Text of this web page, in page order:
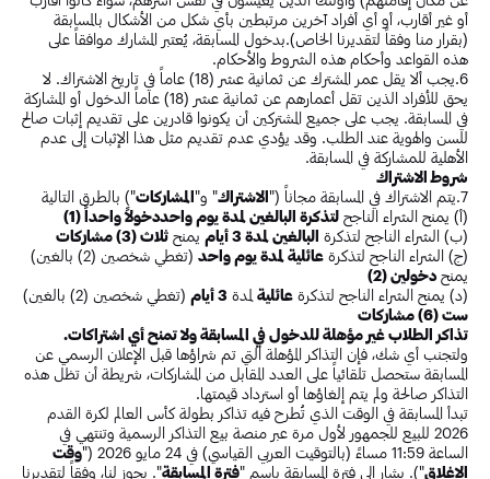
أو غير أقارب، أو أي أفراد آخرين مرتبطين بأي شكل من الأشكال بالمسابقة
(بقرار منا وفقاً لتقديرنا الخاص).بدخول المسابقة، يُعتبر المشارك موافقاً على
هذه القواعد وأحكام هذه الشروط والأحكام.
6.يجب ألا يقل عمر المشترك عن ثمانية عشر (18) عاماً في تاريخ الاشتراك. لا
يحق للأفراد الذين تقل أعمارهم عن ثمانية عشر (18) عاماً الدخول أو المشاركة
في المسابقة. يجب على جميع المشتركين أن يكونوا قادرين على تقديم إثبات صالح
للسن والهوية عند الطلب. وقد يؤدي عدم تقديم مثل هذا الإثبات إلى عدم
الأهلية للمشاركة في المسابقة.
شروط الاشتراك
7.يتم الاشتراك في المسابقة مجاناً ("
الاشتراك" و"المشاركات") بالطرق التالية
(أ) يمنح الشراء الناجح لتذكرة البالغين لمدة يوم واحددخولاً واحداً (1)
(ب) الشراء الناجح لتذكرة البالغين لمدة 3 أيام يمنح ثلاث (3) مشاركات
(ج) الشراء الناجح لتذكرة عائلية لمدة يوم واحد
(تغطي شخصين (2) بالغين)
يمنحدخولين (2)
(د) يمنح الشراء الناجح لتذكرة عائلية لمدة 3 أيام
(تغطي شخصين (2) بالغين)
ست (6) مشاركات
تذاكر الطلاب غير مؤهلة للدخول في المسابقة ولا تمنح أي اشتراكات.
ولتجنب أي شك، فإن التذاكر المؤهلة التي تم شراؤها قبل الإعلان الرسمي عن
المسابقة ستحصل تلقائياً على العدد المقابل من المشاركات، شريطة أن تظل هذه
التذاكر صالحة ولم يتم إلغاؤها أو استرداد قيمتها.
تبدأ المسابقة في الوقت الذي تُطرح فيه تذاكر بطولة كأس العالم لكرة القدم
2026 للبيع للجمهور لأول مرة عبر منصة بيع التذاكر الرسمية وتنتهي في
الساعة 11:59 مساءً (بالتوقيت العربي القياسي) في 24 مايو 2026 ("
وقت
الإغلاق"). يشار إلى فترة المسابقة باسم "فترة المسابقة". يجوز لنا، وفقاً لتقديرنا